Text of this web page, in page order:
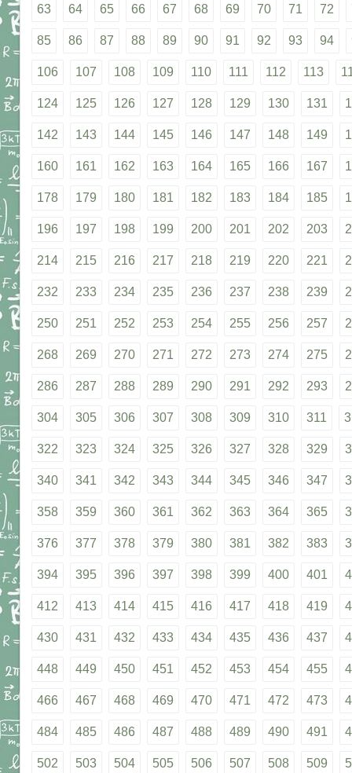
63 64 65 66 67 68 69 70 71 72
85 86 87 88 89 90 91 92 93 94
106 107 108 109 110 111 112 113
124 125 126 127 128 129 130 131
142 143 144 145 146 147 148 149
160 161 162 163 164 165 166 167
178 179 180 181 182 183 184 185
196 197 198 199 200 201 202 203
214 215 216 217 218 219 220 221
232 233 234 235 236 237 238 239
250 251 252 253 254 255 256 257
268 269 270 271 272 273 274 275
286 287 288 289 290 291 292 293
304 305 306 307 308 309 310 311
322 323 324 325 326 327 328 329
340 341 342 343 344 345 346 347
358 359 360 361 362 363 364 365
376 377 378 379 380 381 382 383
394 395 396 397 398 399 400 401
412 413 414 415 416 417 418 419
430 431 432 433 434 435 436 437
448 449 450 451 452 453 454 455
466 467 468 469 470 471 472 473
484 485 486 487 488 489 490 491
502 503 504 505 506 507 508 509